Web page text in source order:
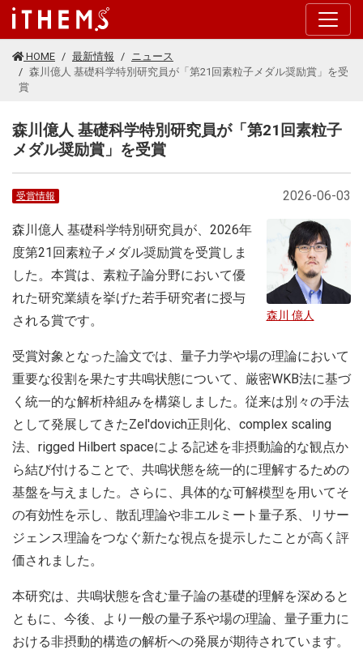
このページの本文に移動する
HOME 最新情報
ニュース
森川億人 基礎科学特別研究員が「第21回素粒子メダル奨励賞」を受
賞
森川億人 基礎科学特別研究員が「第21回素粒子
メダル奨励賞」を受賞
2026-06-03
受賞情報
森川 億人
森川億人 基礎科学特別研究員が、2026年
度第21回素粒子メダル奨励賞を受賞しま
した。本賞は、素粒子論分野において優
れた研究業績を挙げた若手研究者に授与
される賞です。
受賞対象となった論文では、量子力学や場の理論において
重要な役割を果たす共鳴状態について、厳密WKB法に基づ
く統一的な解析枠組みを構築しました。従来は別々の手法
として発展してきたZel'dovich正則化、complex scaling
法、rigged Hilbert spaceによる記述を非摂動論的な観点か
ら結び付けることで、共鳴状態を統一的に理解するための
基盤を与えました。さらに、具体的な可解模型を用いてそ
の有効性を示し、散乱理論や非エルミート量子系、リサー
ジェンス理論をつなぐ新たな視点を提示したことが高く評
価されました。
本研究は、共鳴状態を含む量子論の基礎的理解を深めると
ともに、今後、より一般の量子系や場の理論、量子重力に
おける非摂動的構造の解析への発展が期待されています。